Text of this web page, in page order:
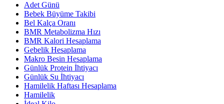
Adet Günü
Bebek Büyüme Takibi
Bel Kalça Oranı
BMR Metabolizma Hızı
BMR Kalori Hesaplama
Gebelik Hesaplama
Makro Besin Hesaplama
Günlük Protein İhtiyacı
Günlük Su İhtiyacı
Hamilelik Haftası Hesaplama
Hamilelik